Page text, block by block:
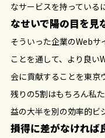
なサービスを持っている
なせいで陽の目を見
そういった企業のWebサ
ことを通して、より良い
会に貢献することを東京
残りの5割はもちろん私
益の大半を別の効率的ビ
損得に差がなければ